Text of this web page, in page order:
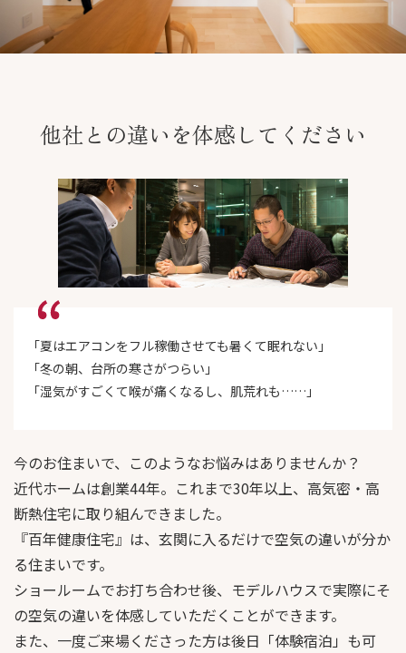
他社との違いを体感してください
「夏はエアコンをフル稼働させても暑くて眠れない」
「冬の朝、台所の寒さがつらい」
「湿気がすごくて喉が痛くなるし、肌荒れも……」
今のお住まいで、このようなお悩みはありませんか？
近代ホームは創業44年。これまで30年以上、高気密・高
断熱住宅に取り組んできました。
『百年健康住宅』は、玄関に入るだけで空気の違いが分か
る住まいです。
ショールームでお打ち合わせ後、モデルハウスで実際にそ
の空気の違いを体感していただくことができます。
また、一度ご来場くださった方は後日「体験宿泊」も可